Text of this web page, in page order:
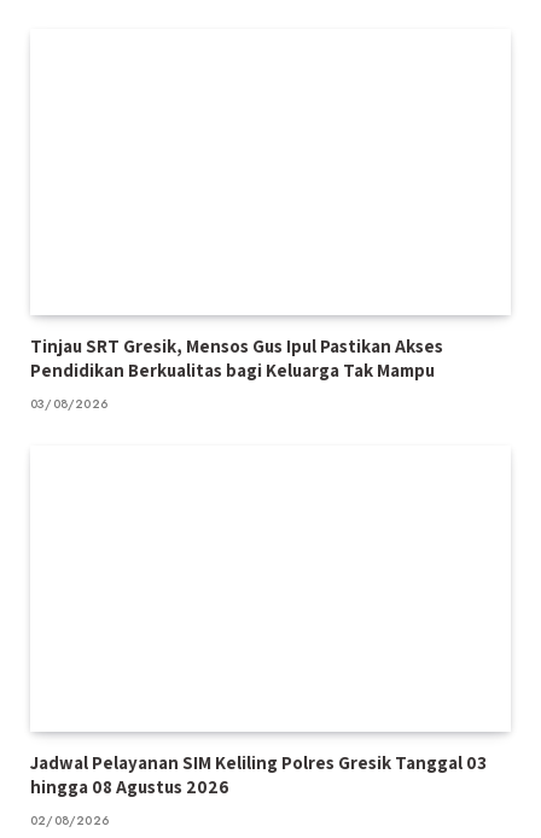
Tinjau SRT Gresik, Mensos Gus Ipul Pastikan Akses
Pendidikan Berkualitas bagi Keluarga Tak Mampu
03/08/2026
Jadwal Pelayanan SIM Keliling Polres Gresik Tanggal 03
hingga 08 Agustus 2026
02/08/2026